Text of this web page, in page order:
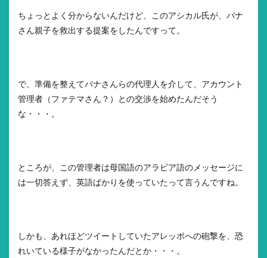
ちょっとよく分からないんだけど、このアシカル氏が、バナ
さん親子を救出する提案をしたんですって。
で、準備を整えてバナさんらの代理人を介して、アカウント
管理者（ファテマさん？）との交渉を始めたんだそう
な・・・。
ところが、この管理者は母国語のアラビア語のメッセージに
は一切答えず、英語ばかりを使っていたって言うんですね。
しかも、あれほどツイートしていたアレッポへの砲撃を、恐
れいている様子がなかったんだとか・・・。